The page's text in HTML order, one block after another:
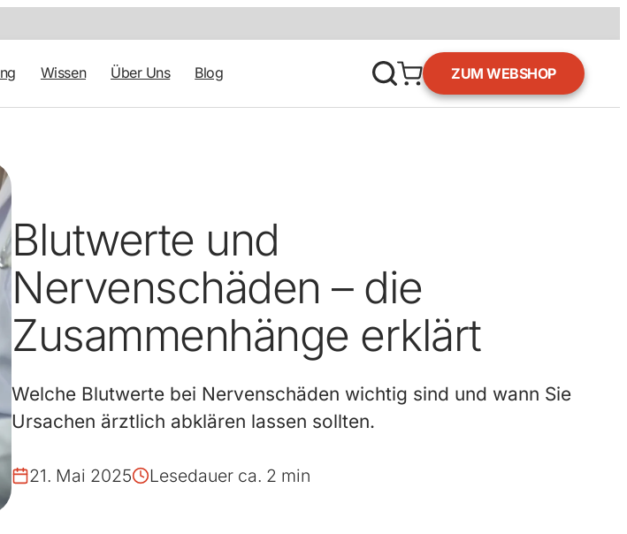
Wissen Über Uns Blog ZUM WEBSHOP
Blutwerte und
Nervenschäden – die
Zusammenhänge erklärt
Welche Blutwerte bei Nervenschäden wichtig sind und wann Sie
Ursachen ärztlich abklären lassen sollten.
21. Mai 2025 Lesedauer ca. 2 min